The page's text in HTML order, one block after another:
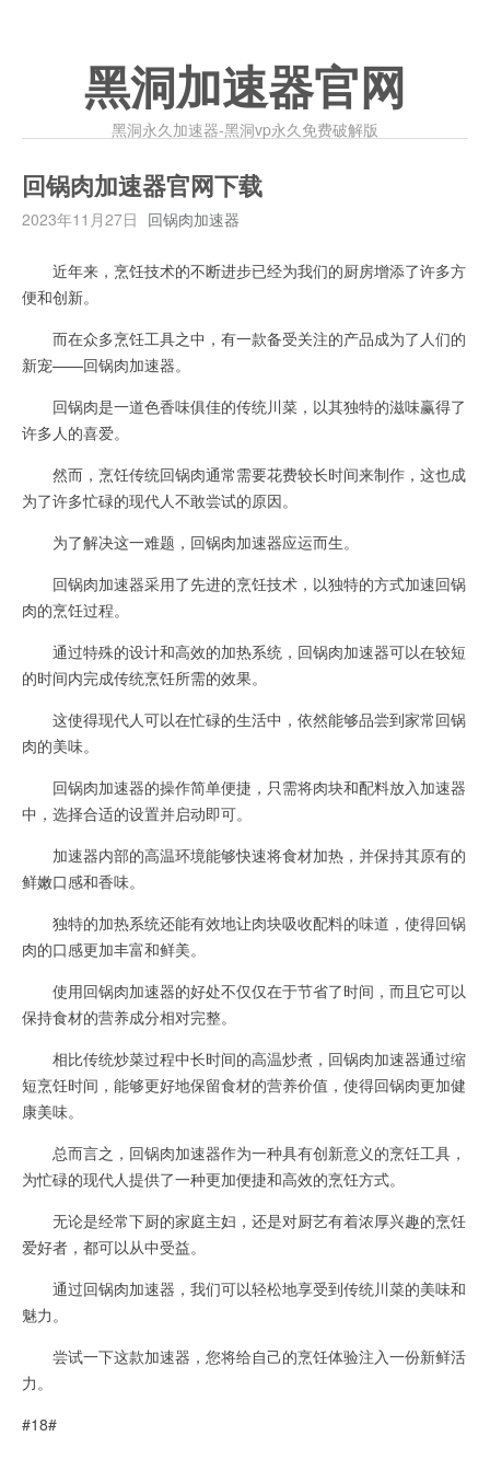
黑洞加速器官网
黑洞永久加速器-黑洞vp永久免费破解版
回锅肉加速器官网下载
2023年11月27日 回锅肉加速器
近年来，烹饪技术的不断进步已经为我们的厨房增添了许多方
便和创新。
而在众多烹饪工具之中，有一款备受关注的产品成为了人们的
新宠——回锅肉加速器。
回锅肉是一道色香味俱佳的传统川菜，以其独特的滋味赢得了
许多人的喜爱。
然而，烹饪传统回锅肉通常需要花费较长时间来制作，这也成
为了许多忙碌的现代人不敢尝试的原因。
为了解决这一难题，回锅肉加速器应运而生。
回锅肉加速器采用了先进的烹饪技术，以独特的方式加速回锅
肉的烹饪过程。
通过特殊的设计和高效的加热系统，回锅肉加速器可以在较短
的时间内完成传统烹饪所需的效果。
这使得现代人可以在忙碌的生活中，依然能够品尝到家常回锅
肉的美味。
回锅肉加速器的操作简单便捷，只需将肉块和配料放入加速器
中，选择合适的设置并启动即可。
加速器内部的高温环境能够快速将食材加热，并保持其原有的
鲜嫩口感和香味。
独特的加热系统还能有效地让肉块吸收配料的味道，使得回锅
肉的口感更加丰富和鲜美。
使用回锅肉加速器的好处不仅仅在于节省了时间，而且它可以
保持食材的营养成分相对完整。
相比传统炒菜过程中长时间的高温炒煮，回锅肉加速器通过缩
短烹饪时间，能够更好地保留食材的营养价值，使得回锅肉更加健
康美味。
总而言之，回锅肉加速器作为一种具有创新意义的烹饪工具，
为忙碌的现代人提供了一种更加便捷和高效的烹饪方式。
无论是经常下厨的家庭主妇，还是对厨艺有着浓厚兴趣的烹饪
爱好者，都可以从中受益。
通过回锅肉加速器，我们可以轻松地享受到传统川菜的美味和
魅力。
尝试一下这款加速器，您将给自己的烹饪体验注入一份新鲜活
力。
#18#